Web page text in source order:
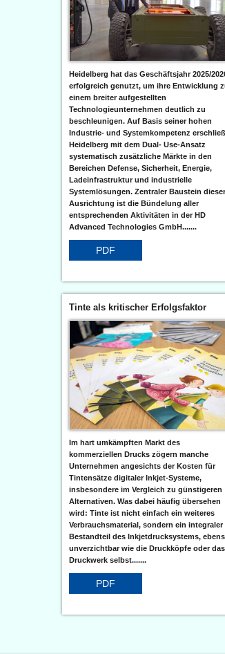
Heidelberg hat das Geschäftsjahr 2025/
erfolgreich genutzt, um ihre Entwicklung
einem breiter aufgestellten
Technologieunternehmen deutlich zu
beschleunigen. Auf Basis seiner hohen
Industrie- und Systemkompetenz
Heidelberg mit dem Dual- Use-Ansatz
systematisch zusätzliche Märkte in den
Bereichen Defense, Sicherheit, Energie,
Ladeinfrastruktur und industrielle
Systemlösungen. Zentraler Baustein dieser
Ausrichtung ist die Bündelung aller
entsprechenden Aktivitäten in der HD
Advanced Technologies GmbH.......
PDF
Tinte als kritischer Erfolgsfaktor
Im hart umkämpften Markt des
kommerziellen Drucks zögern manche
Unternehmen angesichts der Kosten für
Tintensätze digitaler Inkjet-Systeme,
insbesondere im Vergleich zu günstigeren
Alternativen. Was dabei häufig übersehen
wird: Tinte ist nicht einfach ein weiteres
Verbrauchsmaterial, sondern ein integraler
Bestandteil des Inkjetdrucksystems,
unverzichtbar wie die Druckköpfe oder das
Druckwerk selbst.......
PDF